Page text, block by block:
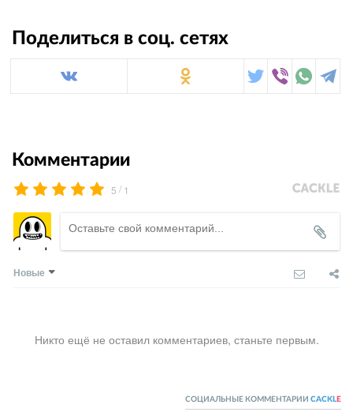
Поделиться в соц. сетях
Комментарии
5 / 1
Новые
Никто ещё не оставил комментариев, станьте первым.
СОЦИАЛЬНЫЕ КОММЕНТАРИИ CACKL E